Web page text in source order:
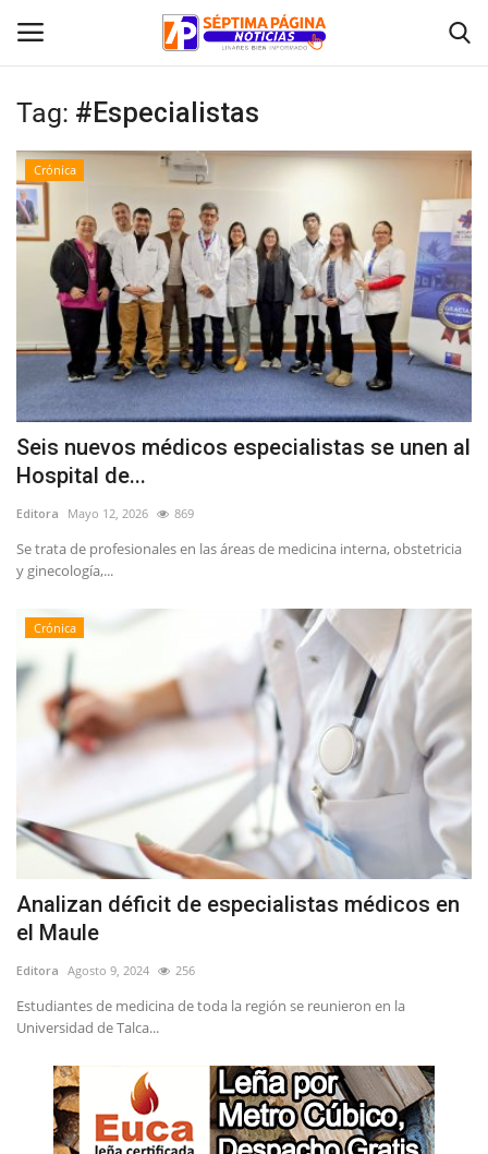
Inicio
Crónica
Policial
Tribunales
Deporte
Política
Espectáculos
Tag: #Especialistas
Crónica
Seis nuevos médicos especialistas se unen al
Hospital de...
Editora Mayo 12, 2026 869
Se trata de profesionales en las áreas de medicina interna, obstetricia
y ginecología,...
Crónica
Analizan déficit de especialistas médicos en
el Maule
Editora Agosto 9, 2024 256
Estudiantes de medicina de toda la región se reunieron en la
Universidad de Talca...